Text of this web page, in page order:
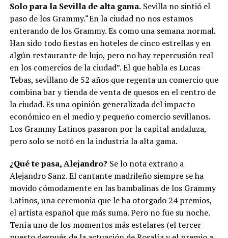
Solo para la Sevilla de alta gama.Sevilla no sintió el
paso de los Grammy.“En la ciudad no nos estamos
enterando de los Grammy. Es como una semana normal.
Han sido todo fiestas en hoteles de cinco estrellas y en
algún restaurante de lujo, pero no hay repercusión real
en los comercios de la ciudad”. El que habla es Lucas
Tebas, sevillano de 52 años que regenta un comercio que
combina bar y tienda de venta de quesos en el centro de
la ciudad. Es una opinión generalizada del impacto
económico en el medio y pequeño comercio sevillanos.
Los Grammy Latinos pasaron por la capital andaluza,
pero solo se notó en la industria la alta gama.
¿Qué te pasa, Alejandro? Se lo nota extraño a
Alejandro Sanz. El cantante madrileño siempre se ha
movido cómodamente en las bambalinas de los Grammy
Latinos, una ceremonia que le ha otorgado 24 premios,
el artista español que más suma. Pero no fue su noche.
Tenía uno de los momentos más estelares (el tercer